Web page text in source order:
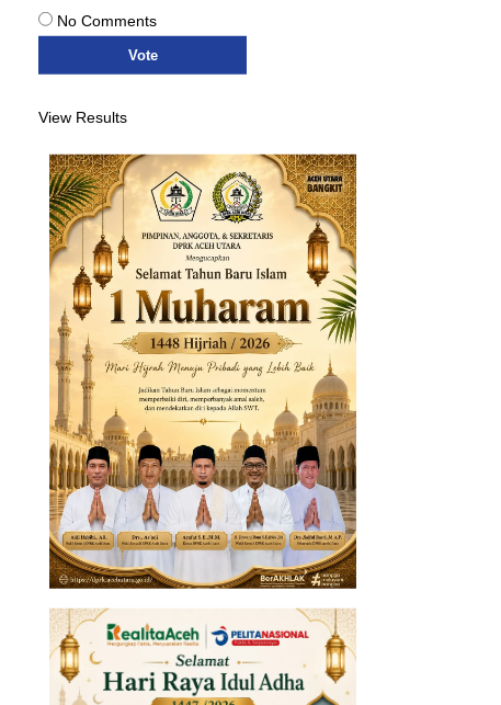
No Comments
View Results